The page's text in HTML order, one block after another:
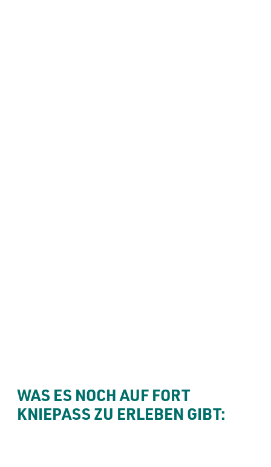
WAS ES NOCH AUF FORT
KNIEPASS ZU ERLEBEN GIBT: